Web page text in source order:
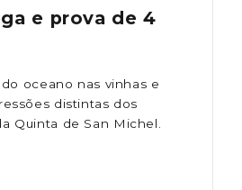
e prova de 4
oceano nas vinhas e
distintas dos
Quinta de San Michel.